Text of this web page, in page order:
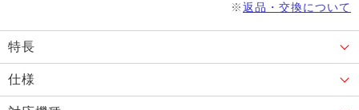
※返品・交換について
特長
仕様